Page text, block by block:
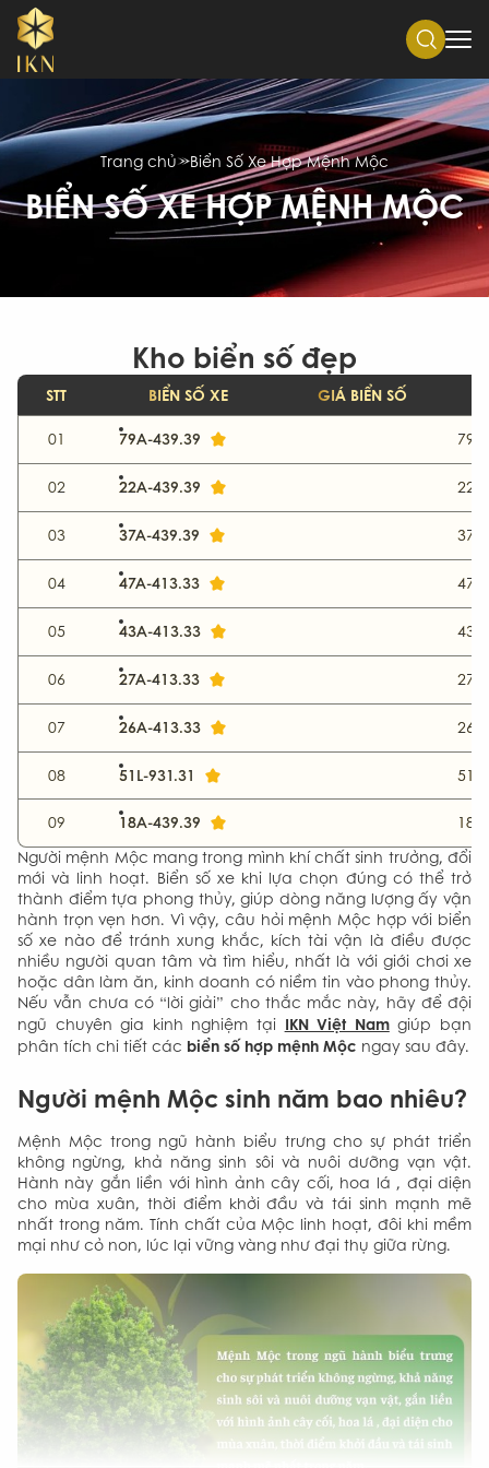
Trang chủ Biển Số Xe Hợp Mệnh Mộc
BIỂN SỐ XE HỢP MỆNH MỘC
Kho biển số đẹp
STT BIỂN SỐ XE GIÁ BIỂN SỐ
01 79A-439.39 79-
02 22A-439.39 22-
03 37A-439.39 37-
04 47A-413.33 47-
05 43A-413.33 43-
06 27A-413.33 27-
07 26A-413.33 26-
08 51L-931.31 51-
09 18A-439.39
18-
Người mệnh Mộc mang trong mình khí chất sinh trưởng, đổi
mới và linh hoạt. Biển số xe khi lựa chọn đúng có thể trở
thành điểm tựa phong thủy, giúp dòng năng lượng ấy vận
hành trọn vẹn hơn. Vì vậy, câu hỏi mệnh Mộc hợp với biển
số xe nào để tránh xung khắc, kích tài vận là điều được
nhiều người quan tâm và tìm hiểu, nhất là với giới chơi xe
hoặc dân làm ăn, kinh doanh có niềm tin vào phong thủy.
Nếu vẫn chưa có “lời giải” cho thắc mắc này, hãy để đội
ngũ chuyên gia kinh nghiệm tại IKN Việt Namgiúp bạn
phân tích chi tiết các biển số hợp mệnh Mộc ngay sau đây.
Người mệnh Mộc sinh năm bao nhiêu?
Mệnh Mộc trong ngũ hành biểu trưng cho sự phát triển
không ngừng, khả năng sinh sôi và nuôi dưỡng vạn vật.
Hành này gắn liền với hình ảnh cây cối, hoa lá , đại diện
cho mùa xuân, thời điểm khởi đầu và tái sinh mạnh mẽ
nhất trong năm. Tính chất của Mộc linh hoạt, đôi khi mềm
mại như cỏ non, lúc lại vững vàng như đại thụ giữa rừng.